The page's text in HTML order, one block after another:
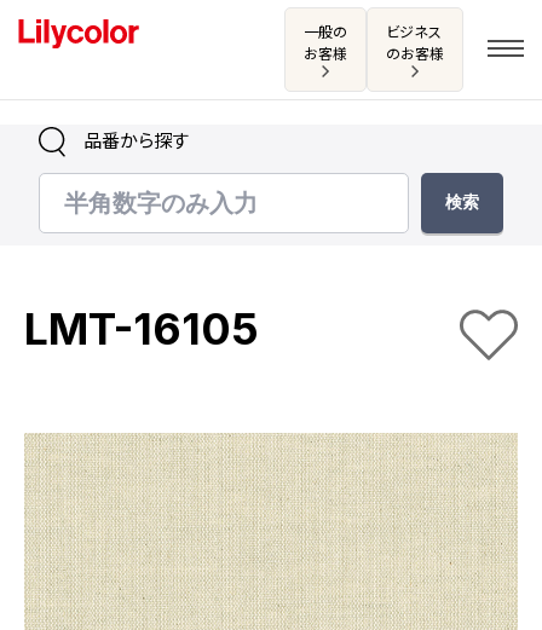
一般の
お客様
ビジネス
のお客様
ログイン・新規会員登録
お気に入り
商品を探す
商品を探す トップ
壁紙
カーテン
床材
カタログ一覧
カタログ一覧 トップ
壁紙
施工事例
品番から探す
LMT-16105